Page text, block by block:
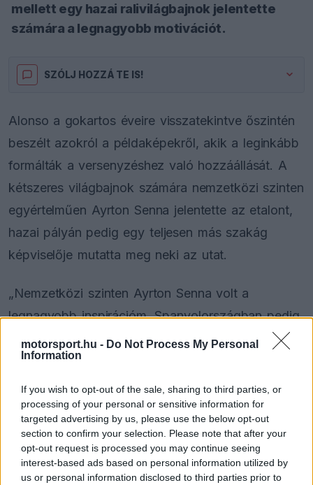
motorsport.hu - Do Not Process My Personal
Information
If you wish to opt-out of the sale, sharing to third parties, or
processing of your personal or sensitive information for
targeted advertising by us, please use the below opt-out
section to confirm your selection. Please note that after your
opt-out request is processed you may continue seeing
interest-based ads based on personal information utilized by
us or personal information disclosed to third parties prior to
mellett egy hazai ralivilágbajnok jelentette
számára a legnagyobb motivációt.
SZÓLJ HOZZÁ TE IS!
Alonso a gokartos éveire visszatekintve őszintén
beszélt azokról a példaképekről, akik a leginkább
formálták a versenyzéshez való hozzáállását. A
kétszeres világbajnok számára nemzetközi szinten
egyértelműen Ayrton Senna jelentette az etalont,
hazai pályán pedig egy teljesen más szakág
képviselője mutatta meg neki az utat.
„Nemzetközi szinten Ayrton Senna volt a
legnagyobb inspirációm, Spanyolországban pedig
Carlos Sainz ” – fogalmazott a spanyol pilóta. A
90-es évek elején a spanyol autósport még nem
bővelkedett nemzetközi sikerekben, így a rali-
világbajnokságon domináló idősebb Sainz
kiemelkedő figurának számított. Az Aston Martin
versenyzője elárulta, hogy abban az időszakban a
Forma–1 világa még szinte elérhetetlen álomnak